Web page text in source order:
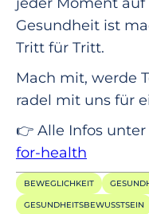
Gesundheit ist
Tritt für Tritt.
Mach mit, werde
radel mit uns für
👉 Alle Infos unter
for-health
BEWEGLICHKEIT
GESUNDHEITSBEWUSSTSEIN